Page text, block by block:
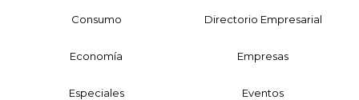
Consumo Directorio Empresarial
Economía Empresas
Especiales Eventos